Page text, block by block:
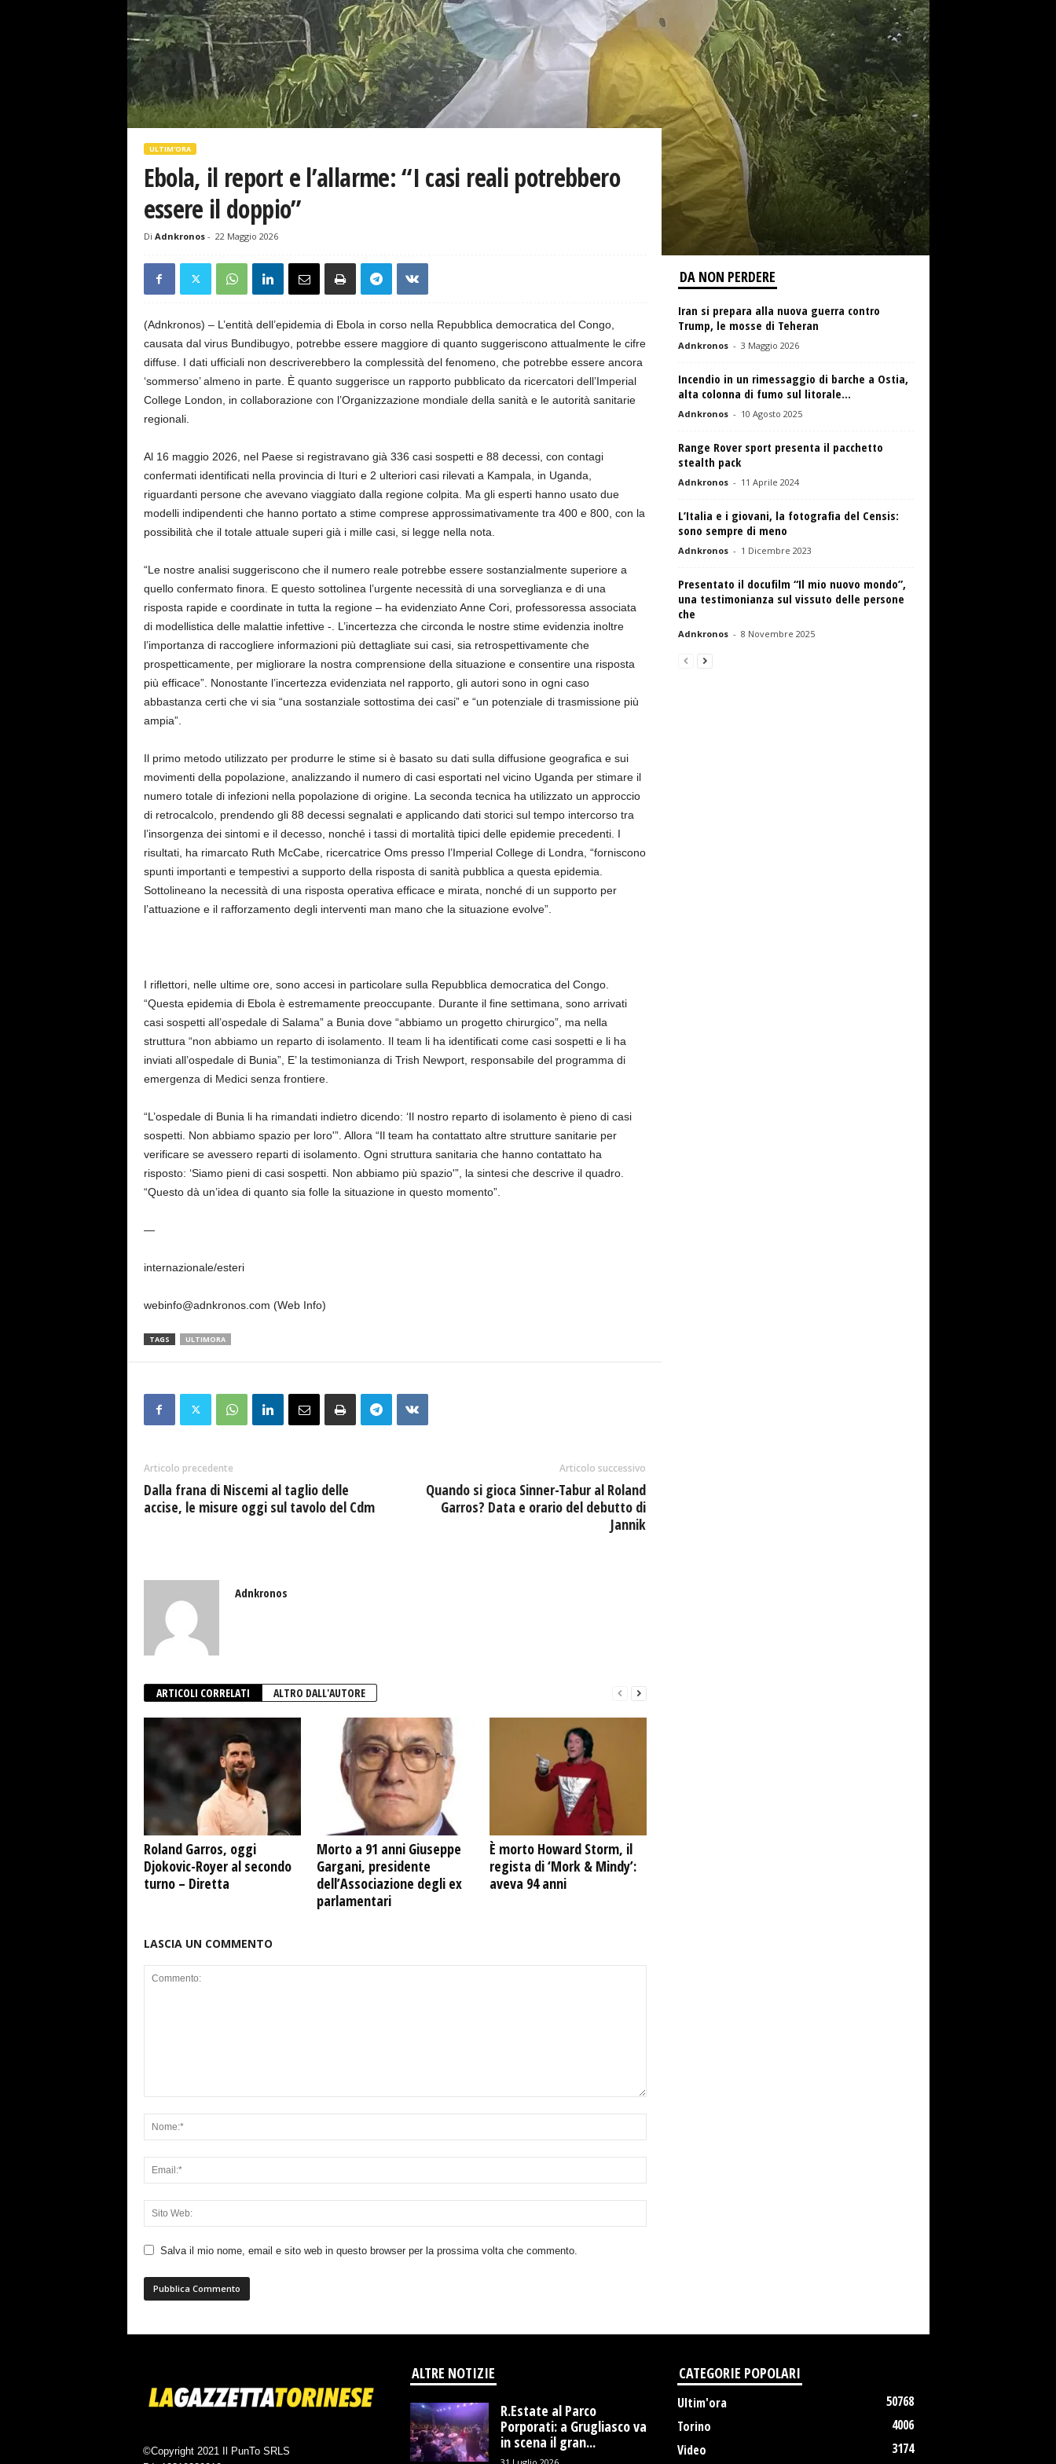
ULTIM'ORA
Ebola, il report e l’allarme: “I casi reali potrebbero
essere il doppio”
Di Adnkronos- 22 Maggio 2026
(Adnkronos) – L’entità dell’epidemia di Ebola in corso nella Repubblica democratica del Congo,
causata dal virus Bundibugyo, potrebbe essere maggiore di quanto suggeriscono attualmente le cifre
diffuse. I dati ufficiali non descriverebbero la complessità del fenomeno, che potrebbe essere ancora
‘sommerso’ almeno in parte. È quanto suggerisce un rapporto pubblicato da ricercatori dell’Imperial
College London, in collaborazione con l’Organizzazione mondiale della sanità e le autorità sanitarie
regionali.
Al 16 maggio 2026, nel Paese si registravano già 336 casi sospetti e 88 decessi, con contagi
confermati identificati nella provincia di Ituri e 2 ulteriori casi rilevati a Kampala, in Uganda,
riguardanti persone che avevano viaggiato dalla regione colpita. Ma gli esperti hanno usato due
modelli indipendenti che hanno portato a stime comprese approssimativamente tra 400 e 800, con la
possibilità che il totale attuale superi già i mille casi, si legge nella nota.
“Le nostre analisi suggeriscono che il numero reale potrebbe essere sostanzialmente superiore a
quello confermato finora. E questo sottolinea l’urgente necessità di una sorveglianza e di una
risposta rapide e coordinate in tutta la regione – ha evidenziato Anne Cori, professoressa associata
di modellistica delle malattie infettive -. L’incertezza che circonda le nostre stime evidenzia inoltre
l’importanza di raccogliere informazioni più dettagliate sui casi, sia retrospettivamente che
prospetticamente, per migliorare la nostra comprensione della situazione e consentire una risposta
più efficace”. Nonostante l’incertezza evidenziata nel rapporto, gli autori sono in ogni caso
abbastanza certi che vi sia “una sostanziale sottostima dei casi” e “un potenziale di trasmissione più
ampia”.
Il primo metodo utilizzato per produrre le stime si è basato su dati sulla diffusione geografica e sui
movimenti della popolazione, analizzando il numero di casi esportati nel vicino Uganda per stimare il
numero totale di infezioni nella popolazione di origine. La seconda tecnica ha utilizzato un approccio
di retrocalcolo, prendendo gli 88 decessi segnalati e applicando dati storici sul tempo intercorso tra
l’insorgenza dei sintomi e il decesso, nonché i tassi di mortalità tipici delle epidemie precedenti. I
risultati, ha rimarcato Ruth McCabe, ricercatrice Oms presso l’Imperial College di Londra, “forniscono
spunti importanti e tempestivi a supporto della risposta di sanità pubblica a questa epidemia.
Sottolineano la necessità di una risposta operativa efficace e mirata, nonché di un supporto per
l’attuazione e il rafforzamento degli interventi man mano che la situazione evolve”.
I riflettori, nelle ultime ore, sono accesi in particolare sulla Repubblica democratica del Congo.
“Questa epidemia di Ebola è estremamente preoccupante. Durante il fine settimana, sono arrivati
casi sospetti all’ospedale di Salama” a Bunia dove “abbiamo un progetto chirurgico”, ma nella
struttura “non abbiamo un reparto di isolamento. Il team li ha identificati come casi sospetti e li ha
inviati all’ospedale di Bunia”, E’ la testimonianza di Trish Newport, responsabile del programma di
emergenza di Medici senza frontiere.
“L’ospedale di Bunia li ha rimandati indietro dicendo: ‘Il nostro reparto di isolamento è pieno di casi
sospetti. Non abbiamo spazio per loro'”. Allora “Il team ha contattato altre strutture sanitarie per
verificare se avessero reparti di isolamento. Ogni struttura sanitaria che hanno contattato ha
risposto: ‘Siamo pieni di casi sospetti. Non abbiamo più spazio'”, la sintesi che descrive il quadro.
“Questo dà un’idea di quanto sia folle la situazione in questo momento”.
—
internazionale/esteri
webinfo@adnkronos.com (Web Info)
TAGS ULTIMORA
Articolo precedente
Dalla frana di Niscemi al taglio delle
accise, le misure oggi sul tavolo del Cdm
Articolo successivo
Quando si gioca Sinner-Tabur al Roland
Garros? Data e orario del debutto di
Jannik
Adnkronos
ARTICOLI CORRELATI ALTRO DALL'AUTORE
Roland Garros, oggi
Djokovic-Royer al secondo
turno – Diretta
Morto a 91 anni Giuseppe
Gargani, presidente
dell’Associazione degli ex
parlamentari
È morto Howard Storm, il
regista di ‘Mork & Mindy’:
aveva 94 anni
LASCIA UN COMMENTO
Salva il mio nome, email e sito web in questo browser per la prossima volta che commento.
DA NON PERDERE
Iran si prepara alla nuova guerra contro
Trump, le mosse di Teheran
Adnkronos - 3 Maggio 2026
Incendio in un rimessaggio di barche a Ostia,
alta colonna di fumo sul litorale...
Adnkronos - 10 Agosto 2025
Range Rover sport presenta il pacchetto
stealth pack
Adnkronos - 11 Aprile 2024
L’Italia e i giovani, la fotografia del Censis:
sono sempre di meno
Adnkronos - 1 Dicembre 2023
Presentato il docufilm “Il mio nuovo mondo”,
una testimonianza sul vissuto delle persone
che
Adnkronos - 8 Novembre 2025
©Copyright 2021 Il PunTo SRLS
ALTRE NOTIZIE
R.Estate al Parco
Porporati: a Grugliasco va
in scena il gran...
CATEGORIE POPOLARI
Ultim'ora
50768
Torino
4006
Video
3174